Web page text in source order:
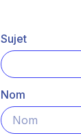
Sujet
Nom